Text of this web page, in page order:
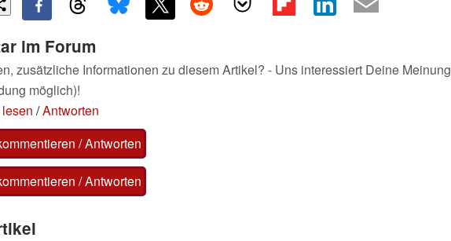
im Forum
zusätzliche Informationen zu diesem Artikel? - Uns interessiert Deine Meinung
möglich)!
/Antworten
/ Antworten
/ Antworten